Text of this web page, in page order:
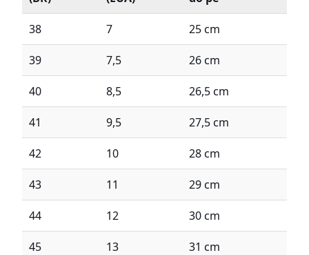
38 7 25 cm
39 7,5 26 cm
40 8,5 26,5 cm
41 9,5 27,5 cm
42 10 28 cm
43 11 29 cm
44 12 30 cm
45 13 31 cm